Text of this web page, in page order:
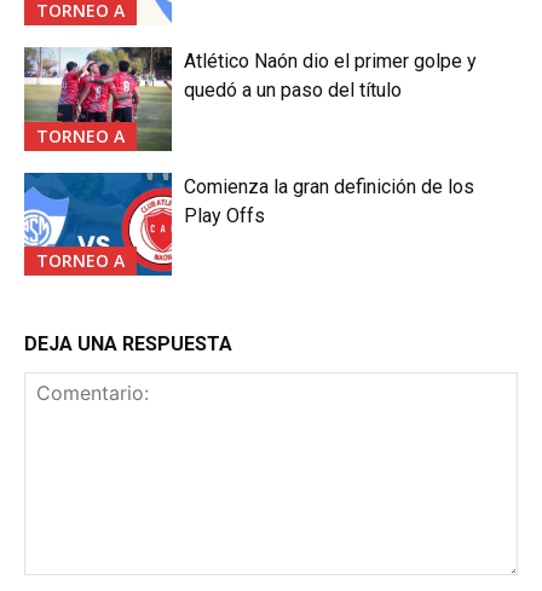
TORNEO A
TORNEO A
Atlético Naón dio el primer golpe y
quedó a un paso del título
TORNEO A
Comienza la gran definición de los
Play Offs
DEJA UNA RESPUESTA